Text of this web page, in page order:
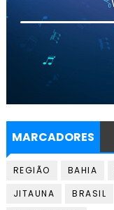
MARCADORES
REGIÃO BAHIA
JITAUNA
BRASIL